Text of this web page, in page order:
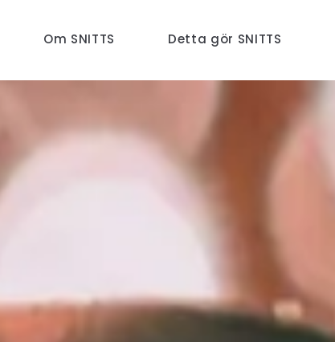
Om SNITTS Detta gör SNITTS